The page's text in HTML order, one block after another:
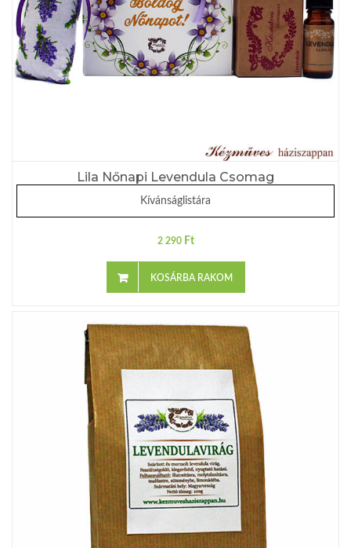
Lila Nőnapi Levendula Csomag
Kívánságlistára
2 290 Ft
KOSÁRBA RAKOM